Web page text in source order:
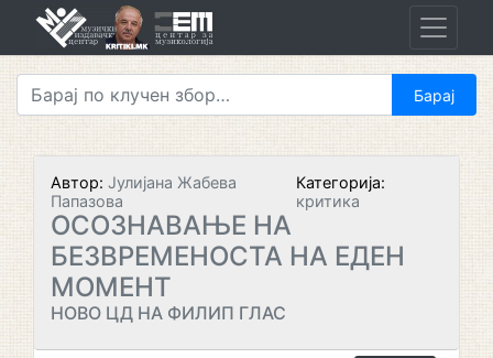
Автор: Јулијана Жабева
Папазова
Категорија:
критика
ОСОЗНАВАЊЕ НА
БЕЗВРЕМЕНОСТА НА ЕДЕН
МОМЕНТ
НОВО ЦД НА ФИЛИП ГЛАС